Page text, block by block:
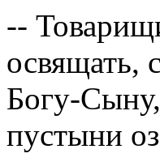
--
освящать,
Богу-
пустыни